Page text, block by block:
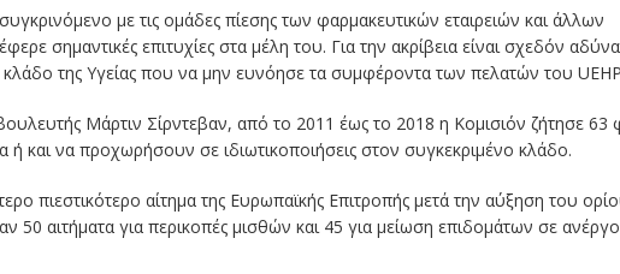
με τις ομάδες πίεσης των φαρμακευτικών εταιρειών και άλλων
σημαντικές επιτυχίες στα μέλη του. Για την ακρίβεια είναι σχεδόν
κλάδο της Υγείας που να μην ευνόησε τα συμφέροντα των πελατών του
Μάρτιν Σίρντεβαν, από το 2011 έως το 2018 η Κομισιόν ζήτησε 63
ή και να προχωρήσουν σε ιδιωτικοποιήσεις στον συγκεκριμένο κλάδο.
πιεστικότερο αίτημα της Ευρωπαϊκής Επιτροπής μετά την αύξηση του
αιτήματα για περικοπές μισθών και 45 για μείωση επιδομάτων σε